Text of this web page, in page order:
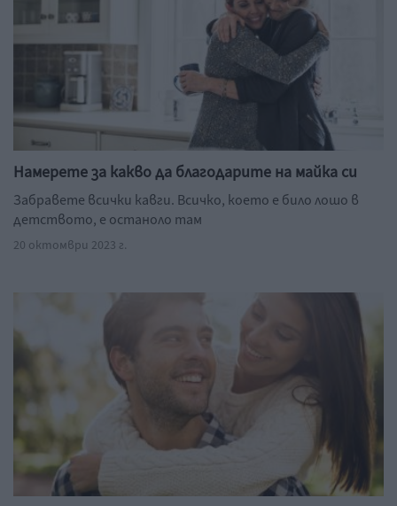
Намерете за какво да благодарите на майка си
Забравете всички кавги. Всичко, което е било лошо в
детството, е останоло там
20 октомври 2023 г.